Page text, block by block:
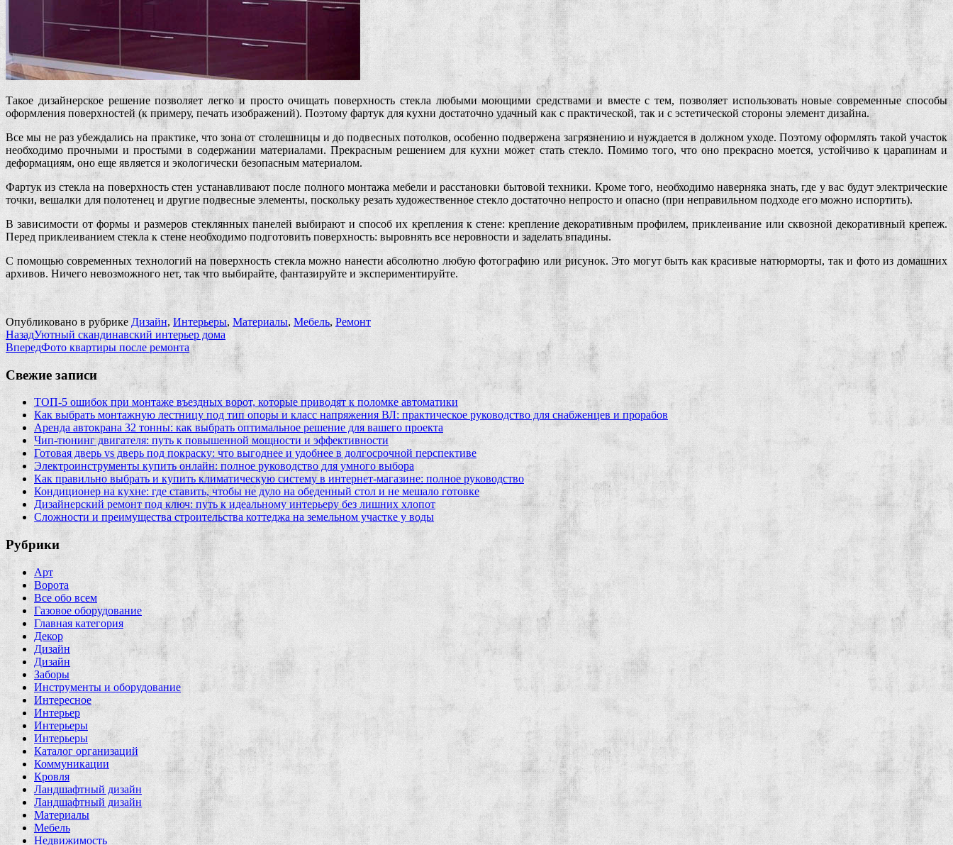
Такое дизайнерское решение позволяет легко и просто очищать поверхность стекла любыми моющими средствами и вместе с тем, позволяет использовать новые современные способы
оформления поверхностей (к примеру, печать изображений). Поэтому фартук для кухни достаточно удачный как с практической, так и с эстетической стороны элемент дизайна.
Все мы не раз убеждались на практике, что зона от столешницы и до подвесных потолков, особенно подвержена загрязнению и нуждается в должном уходе. Поэтому оформлять такой участок
необходимо прочными и простыми в содержании материалами. Прекрасным решением для кухни может стать стекло. Помимо того, что оно прекрасно моется, устойчиво к царапинам и
деформациям, оно еще является и экологически безопасным материалом.
Фартук из стекла на поверхность стен устанавливают после полного монтажа мебели и расстановки бытовой техники. Кроме того, необходимо наверняка знать, где у вас будут электрические
точки, вешалки для полотенец и другие подвесные элементы, поскольку резать художественное стекло достаточно непросто и опасно (при неправильном подходе его можно испортить).
В зависимости от формы и размеров стеклянных панелей выбирают и способ их крепления к стене: крепление декоративным профилем, приклеивание или сквозной декоративный крепеж.
Перед приклеиванием стекла к стене необходимо подготовить поверхность: выровнять все неровности и заделать впадины.
С помощью современных технологий на поверхность стекла можно нанести абсолютно любую фотографию или рисунок. Это могут быть как красивые натюрморты, так и фото из домашних
архивов. Ничего невозможного нет, так что выбирайте, фантазируйте и экспериментируйте.
Опубликовано в рубрике Дизайн, Интерьеры, Материалы, Мебель, Ремонт
НазадУютный скандинавский интерьер дома
ВпередФото квартиры после ремонта
Свежие записи
ТОП-5 ошибок при монтаже въездных ворот, которые приводят к поломке автоматики
Как выбрать монтажную лестницу под тип опоры и класс напряжения ВЛ: практическое руководство для снабженцев и прорабов
Аренда автокрана 32 тонны: как выбрать оптимальное решение для вашего проекта
Чип‑тюнинг двигателя: путь к повышенной мощности и эффективности
Готовая дверь vs дверь под покраску: что выгоднее и удобнее в долгосрочной перспективе
Электроинструменты купить онлайн: полное руководство для умного выбора
Как правильно выбрать и купить климатическую систему в интернет‑магазине: полное руководство
Кондиционер на кухне: где ставить, чтобы не дуло на обеденный стол и не мешало готовке
Дизайнерский ремонт под ключ: путь к идеальному интерьеру без лишних хлопот
Сложности и преимущества строительства коттеджа на земельном участке у воды
Рубрики
Арт
Ворота
Все обо всем
Газовое оборудование
Главная категория
Декор
Дизайн
Дизайн
Заборы
Инструменты и оборудование
Интересное
Интерьер
Интерьеры
Интерьеры
Каталог организаций
Коммуникации
Кровля
Ландшафтный дизайн
Ландшафтный дизайн
Материалы
Мебель
Недвижимость